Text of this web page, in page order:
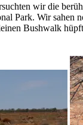
wir die
Park. Wir sahen
Bushwalk